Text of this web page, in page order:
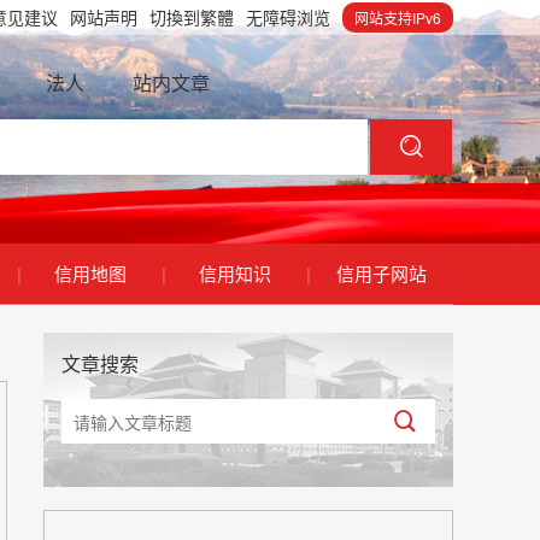
网站支持IPv6
无障碍浏览
切換到繁體
网站声明
见建议
法人 站内文章
| 信用地图 | 信用知识 | 信用子网站
文章搜索